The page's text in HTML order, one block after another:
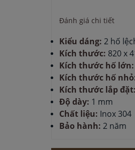
Đánh giá chi tiết
Kiểu dáng: 2 hố
Kích thước: 820 x
Kích thước hố lớn:
Kích thước hố
Kích thước lắp đặt:
Độ dày: 1 mm
Chất liệu: Inox 304
Bảo hành: 2 năm